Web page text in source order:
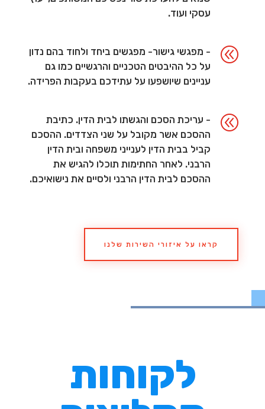
עסקי ועוד.
@
- מפגשי גישור- מפגשים ביחד ולחוד בהם נדון
על כל ההיבטים הטכניים והרגשיים כמו גם
עניינים שיושפעו על עתידכם בעקבות הפרידה.
@
- עריכת הסכם והגשתו לבית הדין. כתיבת
ההסכם אשר מקובל על שני הצדדים. ההסכם
קביל בבית הדין לענייני משפחה ובית הדין
הרבני. לאחר החתימות תוכלו להגיש את
ההסכם לבית הדין הרבני ולסיים את נישואיכם.
קראו על איזורי השירות שלנו
לקוחות